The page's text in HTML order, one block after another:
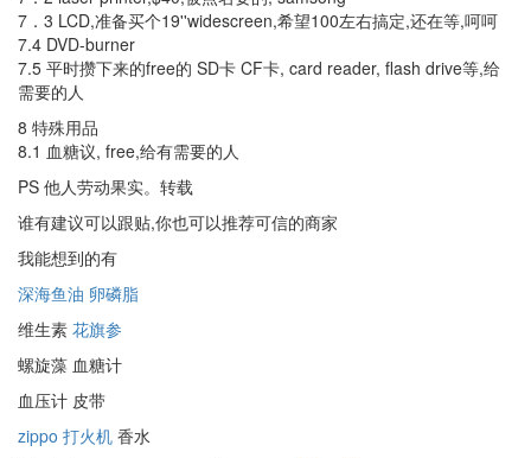
7．3 LCD,准备买个19''widescreen,希望100左右搞定,还在等,呵呵
7.4 DVD-burner
7.5 平时攒下来的free的 SD卡 CF卡, card reader, flash drive等,给
需要的人
8 特殊用品
8.1 血糖议, free,给有需要的人
PS 他人劳动果实。转载
谁有建议可以跟贴,你也可以推荐可信的商家
我能想到的有
深海鱼油 卵磷脂
维生素 花旗参
螺旋藻 血糖计
血压计 皮带
zippo 打火机 香水